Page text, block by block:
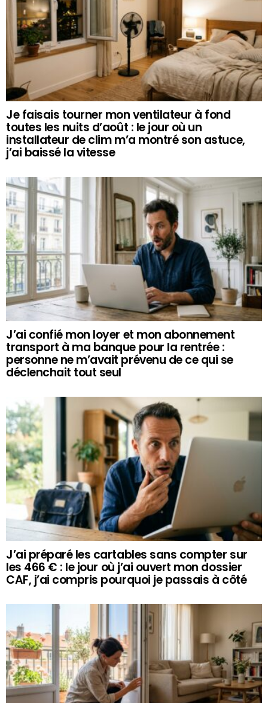
Je faisais tourner mon ventilateur à fond
toutes les nuits d’août : le jour où un
installateur de clim m’a montré son astuce,
j’ai baissé la vitesse
J’ai confié mon loyer et mon abonnement
transport à ma banque pour la rentrée :
personne ne m’avait prévenu de ce qui se
déclenchait tout seul
J’ai préparé les cartables sans compter sur
les 466 € : le jour où j’ai ouvert mon dossier
CAF, j’ai compris pourquoi je passais à côté